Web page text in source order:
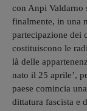
con Anpi Valdarno
finalmente, in una
partecipazione dei
costituiscono le
là delle
nato il 25 aprile’,
paese comincia
dittatura fascista e